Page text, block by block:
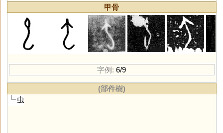
甲骨
字例: 6/9
(部件樹)
虫